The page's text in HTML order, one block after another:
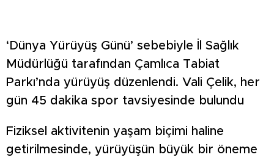
‘Dünya Yürüyüş Günü’ sebebiyle İl Sağlık
Müdürlüğü tarafından Çamlıca Tabiat
Parkı’nda yürüyüş düzenlendi. Vali Çelik, her
gün 45 dakika spor tavsiyesinde bulundu
Fiziksel aktivitenin yaşam biçimi haline
getirilmesinde, yürüyüşün büyük bir öneme